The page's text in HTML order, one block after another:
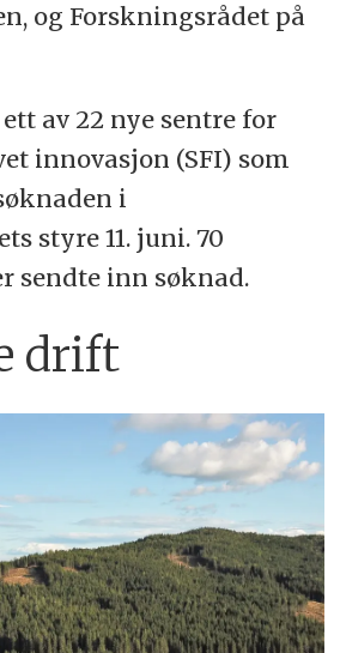
Virkesmåling,
Komatsu, TerraTec,
å forbedre
i den norske
som vil
skogskjøtselen,
til industrien,
digital
i hele skogsektoren.
og Forskningsrådet på
av 22 nye sentre for
innovasjon (SFI) som
i
styre 11. juni. 70
sendte inn søknad.
drift